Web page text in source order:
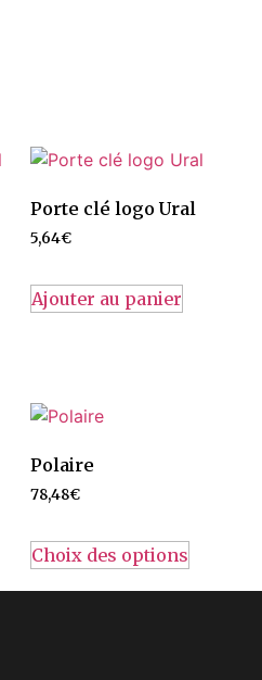
Porte clé logo Ural
5,64€
Ajouter au panier
Polaire
78,48€
Choix des options